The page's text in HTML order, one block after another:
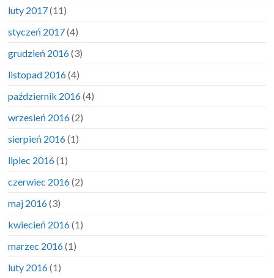
luty 2017(11)
styczeń 2017(4)
grudzień 2016(3)
listopad 2016(4)
październik 2016(4)
wrzesień 2016(2)
sierpień 2016(1)
lipiec 2016(1)
czerwiec 2016(2)
maj 2016(3)
kwiecień 2016(1)
marzec 2016(1)
luty 2016(1)